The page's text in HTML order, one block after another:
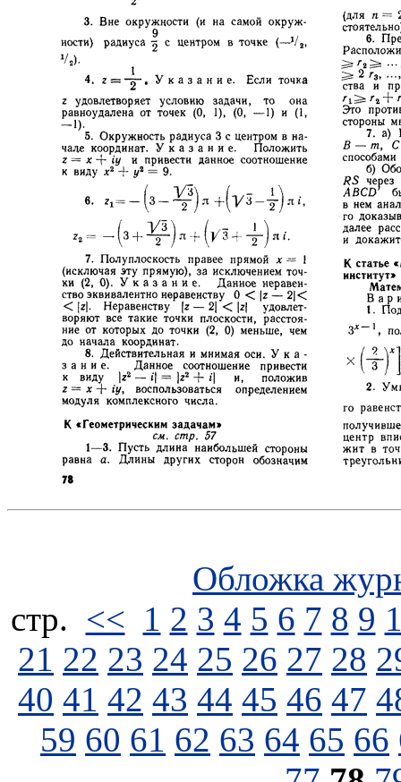
Обложка
стp. << 1 2 3 4 5 6 7 8 9
21 22 23 24 25 26 27 28
40 41 42 43 44 45 46 47
59 60 61 62 63 64 65 66